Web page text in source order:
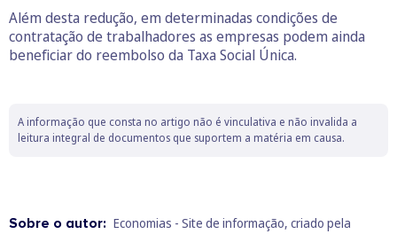
Além desta redução, em determinadas condições de
contratação de trabalhadores as empresas podem ainda
beneficiar do reembolso da Taxa Social Única.
A informação que consta no artigo não é vinculativa e não invalida a
leitura integral de documentos que suportem a matéria em causa.
Sobre o autor: Economias - Site de informação, criado pela